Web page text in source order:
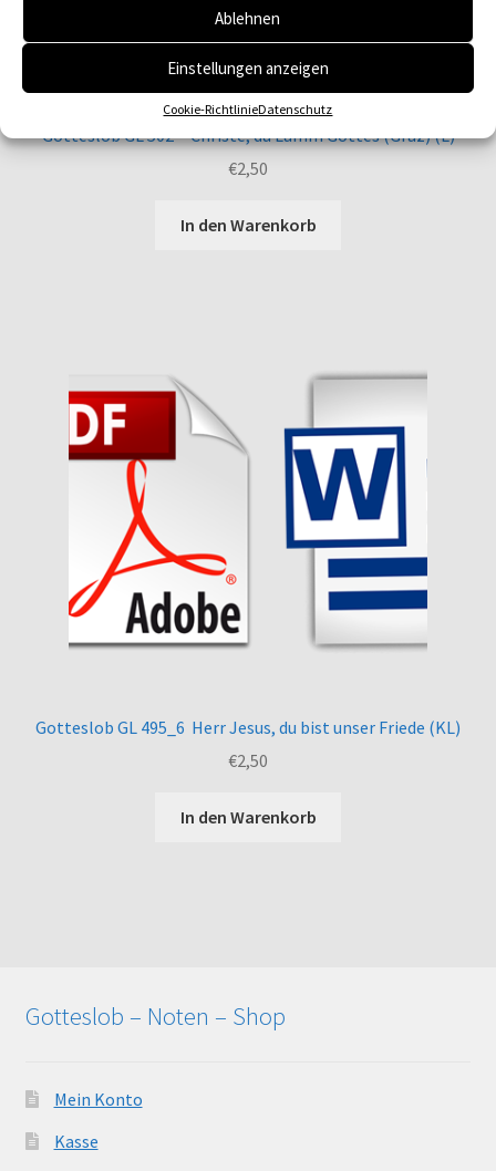
Ablehnen
Einstellungen anzeigen
Cookie-RichtlinieDatenschutz
Gotteslob GL 502 Christe, du Lamm Gottes (Graz) (L)
€2,50
In den Warenkorb
Gotteslob GL 495_6 Herr Jesus, du bist unser Friede (KL)
€2,50
In den Warenkorb
Gotteslob – Noten – Shop
Mein Konto
Kasse